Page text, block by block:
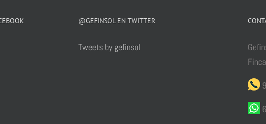
@GEFINSOL EN TWITTER
Tweets by gefinsol